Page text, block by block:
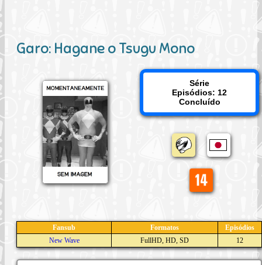
Garo: Hagane o Tsugu Mono
Série
Episódios: 12
Concluído
Fansub Formatos
Episódios
New Wave
FullHD, HD, SD 12